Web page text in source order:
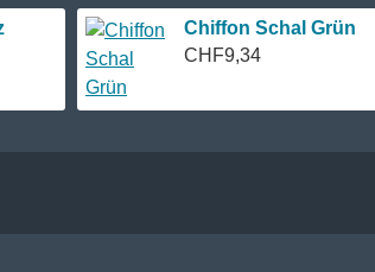
Chiffon Schal Grün
CHF9,34